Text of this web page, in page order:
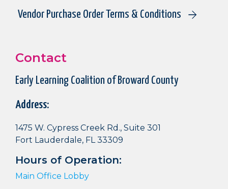
Vendor Purchase Order Terms & Conditions
Contact
Early Learning Coalition of Broward County
Address:
1475 W. Cypress Creek Rd., Suite 301
Fort Lauderdale, FL 33309
Hours of Operation:
Main Office Lobby